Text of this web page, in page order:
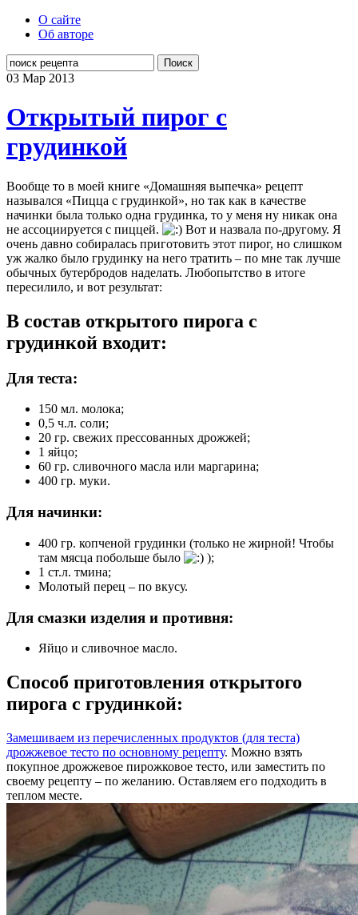
О сайте
Об авторе
Поиск
03 Мар 2013
Открытый пирог с
грудинкой
Вообще то в моей книге «Домашняя выпечка» рецепт
назывался «Пицца с грудинкой», но так как в качестве
начинки была только одна грудинка, то у меня ну никак она
не ассоциируется с пиццей.
Вот и назвала по-другому. Я
очень давно собиралась приготовить этот пирог, но слишком
уж жалко было грудинку на него тратить – по мне так лучше
обычных бутербродов наделать. Любопытство в итоге
пересилило, и вот результат:
В состав открытого пирога с
грудинкой входит:
Для теста:
150 мл. молока;
0,5 ч.л. соли;
20 гр. свежих прессованных дрожжей;
1 яйцо;
60 гр. сливочного масла или маргарина;
400 гр. муки.
Для начинки:
400 гр. копченой грудинки (только не жирной! Чтобы
там мясца побольше было
);
1 ст.л. тмина;
Молотый перец – по вкусу.
Для смазки изделия и противня:
Яйцо и сливочное масло.
Способ приготовления открытого
пирога с грудинкой:
Замешиваем из перечисленных продуктов (для теста)
дрожжевое тесто по основному рецепту. Можно взять
покупное дрожжевое пирожковое тесто, или заместить по
своему рецепту – по желанию. Оставляем его подходить в
теплом месте.